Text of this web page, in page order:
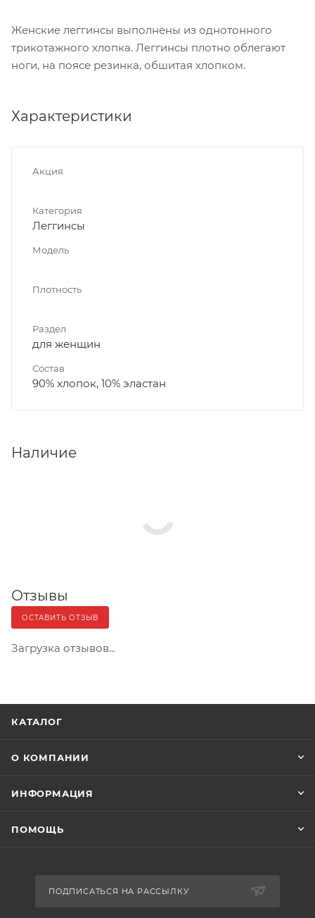
Женские леггинсы выполнены из однотонного
трикотажного хлопка. Леггинсы плотно облегают
ноги, на поясе резинка, обшитая хлопком.
Характеристики
Акция
Категория
Леггинсы
Модель
Плотность
Раздел
для женщин
Состав
90% хлопок, 10% эластан
Наличие
Отзывы
ОСТАВИТЬ ОТЗЫВ
Загрузка отзывов...
КАТАЛОГ
О КОМПАНИИ
ИНФОРМАЦИЯ
ПОМОЩЬ
ПОДПИСАТЬСЯ НА РАССЫЛКУ